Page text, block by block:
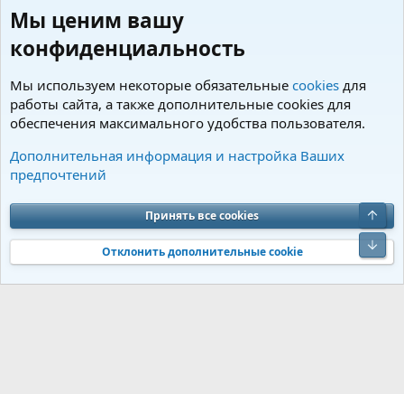
Пользователи
Cookies Charm by DCom
Обратная связь
Условия и правила
Политика конфиденциальности
Помощь
S
S
Community platform by XenForo® © 2010-2026 XenForo Ltd. Перевод от
Jumuro®|Media embeds via s9e/MediaSites
Мы ценим вашу
конфиденциальность
Мы используем некоторые обязательные cookies для
работы сайта, а также дополнительные cookies для
обеспечения максимального удобства пользователя.
Дополнительная информация и настройка Ваших
предпочтений
Принять все cookies
Отклонить дополнительные cookie
Верх
Низ